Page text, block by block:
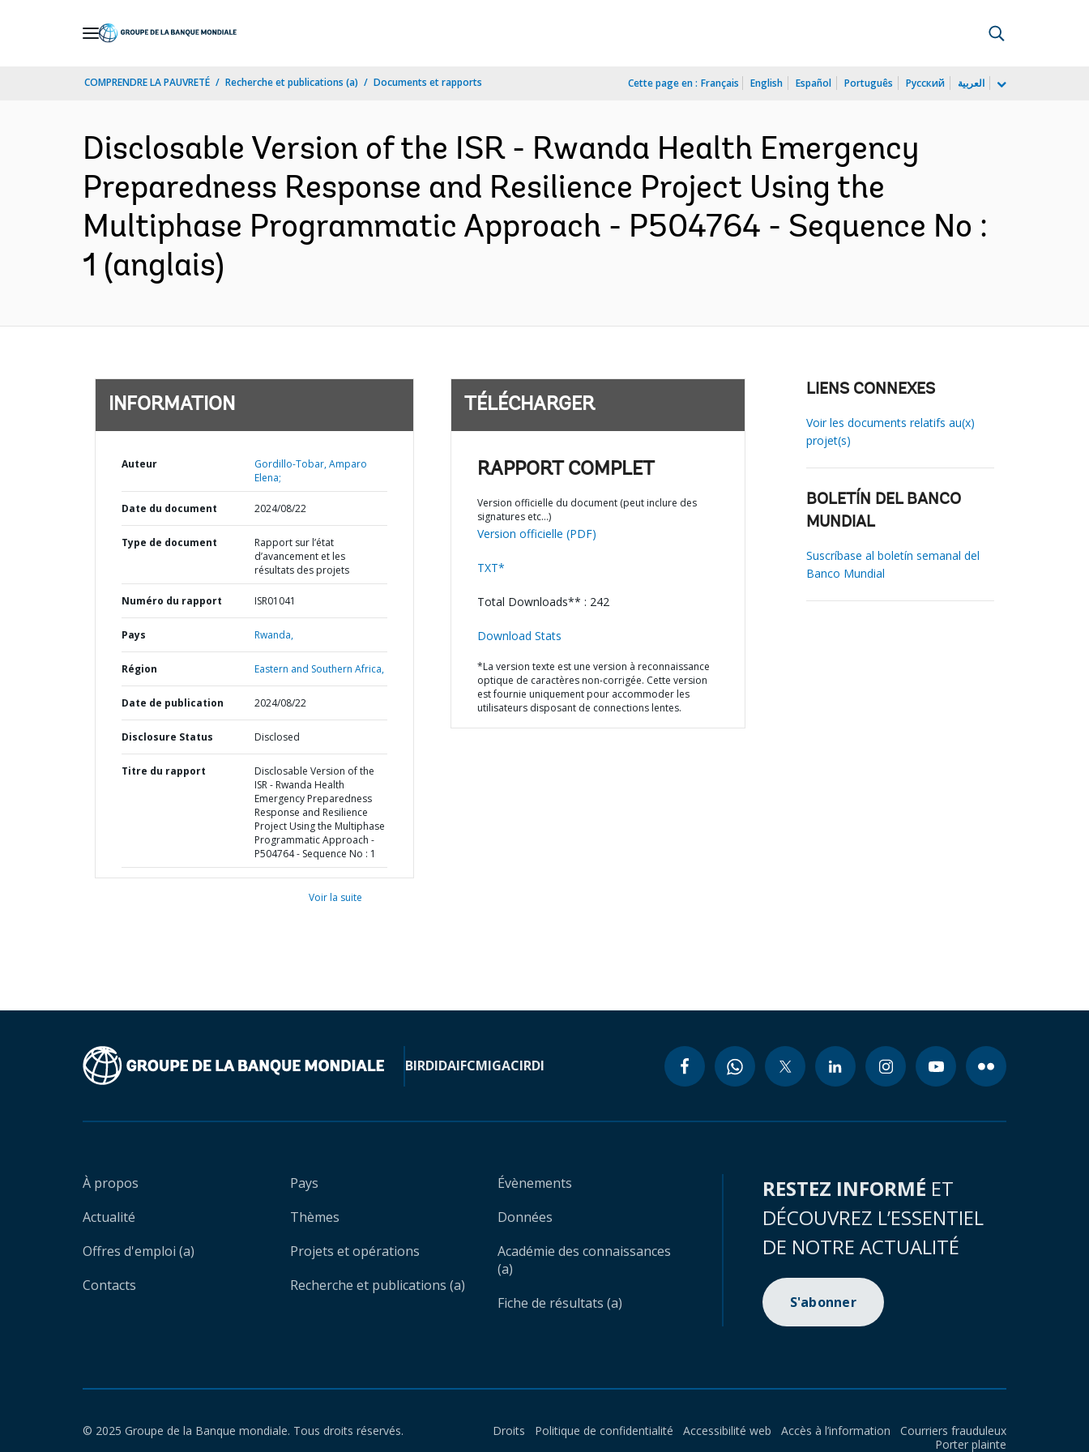
COMPRENDRE LA PAUVRETÉ Recherche et publications (a) Documents et rapports Cette page en : Français English Español Português Русский العربية
Disclosable Version of the ISR - Rwanda Health Emergency
Preparedness Response and Resilience Project Using the
Multiphase Programmatic Approach - P504764 - Sequence No :
1 (anglais)
INFORMATION
Auteur
Gordillo-Tobar, Amparo
Elena;
Date du document 2024/08/22
Type de document
Rapport sur l’état
d’avancement et les
résultats des projets
Numéro du rapport ISR01041
Pays Rwanda,
Région Eastern and Southern Africa,
Date de publication 2024/08/22
Disclosure Status Disclosed
Titre du rapport
Disclosable Version of the
ISR - Rwanda Health
Emergency Preparedness
Response and Resilience
Project Using the Multiphase
Programmatic Approach -
P504764 - Sequence No : 1
Voir la suite
TÉLÉCHARGER
RAPPORT COMPLET
Version officielle du document (peut inclure des
signatures etc…)
Version officielle (PDF)
TXT*
Total Downloads** : 242
Download Stats
*La version texte est une version à reconnaissance
optique de caractères non-corrigée. Cette version
est fournie uniquement pour accommoder les
utilisateurs disposant de connections lentes.
LIENS CONNEXES
Voir les documents relatifs au(x)
projet(s)
BOLETÍN DEL BANCO
MUNDIAL
Suscríbase al boletín semanal del
Banco Mundial
BIRDIDAIFCMIGACIRDI
À propos
Actualité
Offres d'emploi (a)
Contacts
Pays
Thèmes
Projets et opérations
Recherche et publications (a)
Évènements
Données
Académie des connaissances
(a)
Fiche de résultats (a)
RESTEZ INFORMÉ ET
DÉCOUVREZ L’ESSENTIEL
DE NOTRE ACTUALITÉ
S'abonner
© 2025 Groupe de la Banque mondiale. Tous droits réservés. Droits Politique de confidentialité Accessibilité web Accès à l’information
Courriers frauduleux
Porter plainte